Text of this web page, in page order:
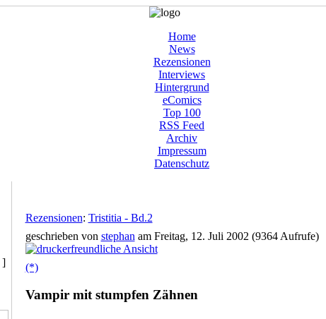
Home
News
Rezensionen
Interviews
Hintergrund
eComics
Top 100
RSS Feed
Archiv
Impressum
Datenschutz
]
Rezensionen: Tristitia - Bd.2
geschrieben von stephan am Freitag, 12. Juli 2002 (9364 Aufrufe)
(*)
Vampir mit stumpfen Zähnen